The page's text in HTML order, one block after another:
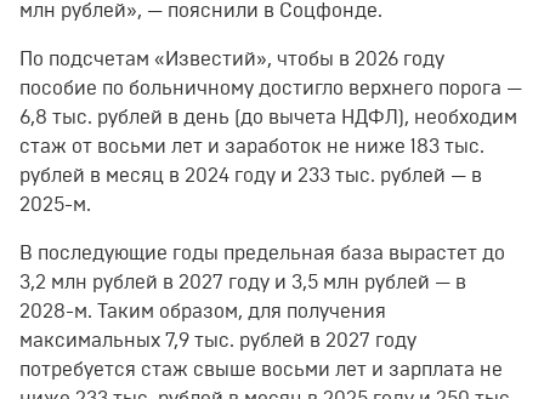
млн рублей», — пояснили в Соцфонде.
По подсчетам «Известий», чтобы в 2026 году
пособие по больничному достигло верхнего порога —
6,8 тыс. рублей в день (до вычета НДФЛ), необходим
стаж от восьми лет и заработок не ниже 183 тыс.
рублей в месяц в 2024 году и 233 тыс. рублей — в
2025-м.
В последующие годы предельная база вырастет до
3,2 млн рублей в 2027 году и 3,5 млн рублей — в
2028-м. Таким образом, для получения
максимальных 7,9 тыс. рублей в 2027 году
потребуется стаж свыше восьми лет и зарплата не